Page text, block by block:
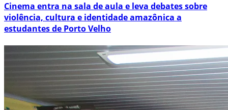
Cinema entra na sala de aula e leva debates sobre
violência, cultura e identidade amazônica a
estudantes de Porto Velho